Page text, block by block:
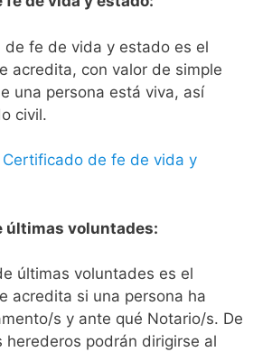
de fe de vida y estado es el
acredita, con valor de simple
una persona está viva, así
civil.
Certificado de fe de vida y
últimas voluntades:
últimas voluntades es el
acredita si una persona ha
s y ante qué Notario/s. De
herederos podrán dirigirse al